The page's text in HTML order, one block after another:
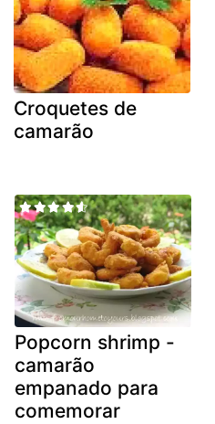
Croquetes de
camarão
Popcorn shrimp -
camarão
empanado para
comemorar